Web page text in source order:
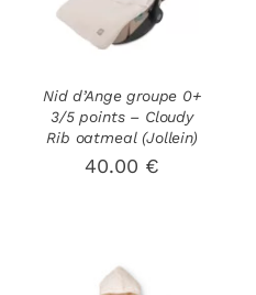
Nid d’Ange groupe 0+
3/5 points – Cloudy
Rib oatmeal (Jollein)
40.00 €